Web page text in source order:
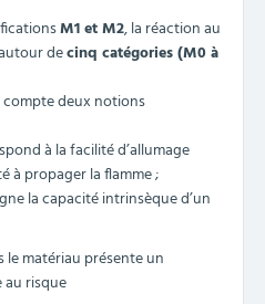
M1 et M2, la réaction au
decinq catégories (M0 à
deux notions
à la facilité d’allumage
à propager la flamme ;
la capacité intrinsèque d’un
le matériau présente un
risque